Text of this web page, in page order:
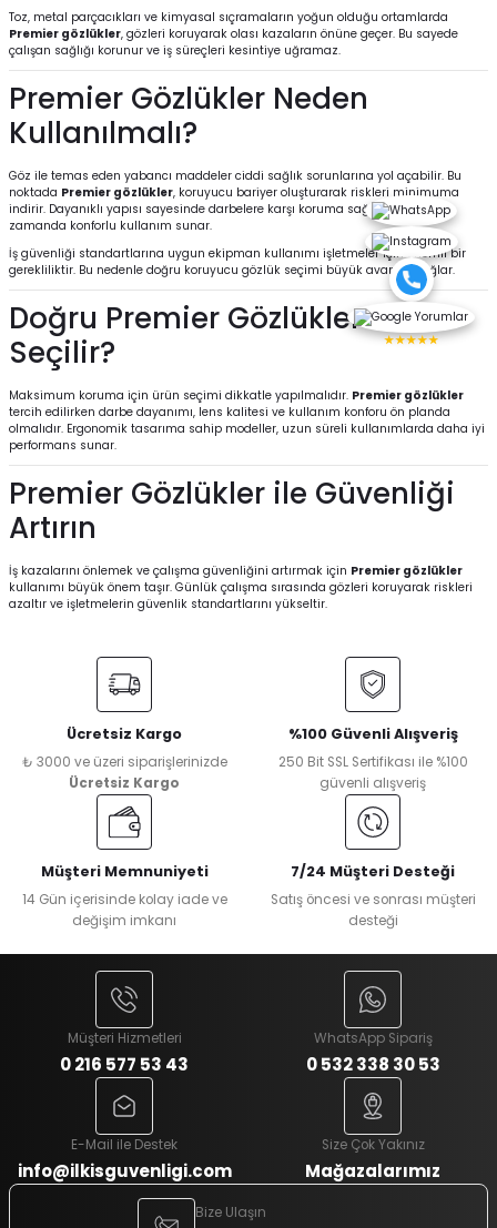
Toz, metal parçacıkları ve kimyasal sıçramaların yoğun olduğu ortamlarda
Premier gözlükler, gözleri koruyarak olası kazaların önüne geçer. Bu sayede
çalışan sağlığı korunur ve iş süreçleri kesintiye uğramaz.
Premier Gözlükler Neden
Kullanılmalı?
Göz ile temas eden yabancı maddeler ciddi sağlık sorunlarına yol açabilir. Bu
noktada Premier gözlükler, koruyucu bariyer oluşturarak riskleri minimuma
indirir. Dayanıklı yapısı sayesinde darbelere karşı koruma sağlarken, aynı
zamanda konforlu kullanım sunar.
İş güvenliği standartlarına uygun ekipman kullanımı işletmeler için önemli bir
gerekliliktir. Bu nedenle doğru koruyucu gözlük seçimi büyük avantaj sağlar.
Doğru Premier Gözlükler Nasıl
Seçilir?
Maksimum koruma için ürün seçimi dikkatle yapılmalıdır. Premier gözlükler
tercih edilirken darbe dayanımı, lens kalitesi ve kullanım konforu ön planda
olmalıdır. Ergonomik tasarıma sahip modeller, uzun süreli kullanımlarda daha iyi
performans sunar.
Premier Gözlükler ile Güvenliği
Artırın
İş kazalarını önlemek ve çalışma güvenliğini artırmak için Premier gözlükler
kullanımı büyük önem taşır. Günlük çalışma sırasında gözleri koruyarak riskleri
azaltır ve işletmelerin güvenlik standartlarını yükseltir.
Ücretsiz Kargo
₺ 3000 ve üzeri siparişlerinizde
Ücretsiz Kargo
%100 Güvenli Alışveriş
250 Bit SSL Sertifikası ile %100
güvenli alışveriş
Müşteri Memnuniyeti
14 Gün içerisinde kolay iade ve
değişim imkanı
7/24 Müşteri Desteği
Satış öncesi ve sonrası müşteri
desteği
Müşteri Hizmetleri
0 216 577 53 43
WhatsApp Sipariş
0 532 338 30 53
E-Mail ile Destek
info@ilkisguvenligi.com
Size Çok Yakınız
Mağazalarımız
Bize Ulaşın
★★★★★